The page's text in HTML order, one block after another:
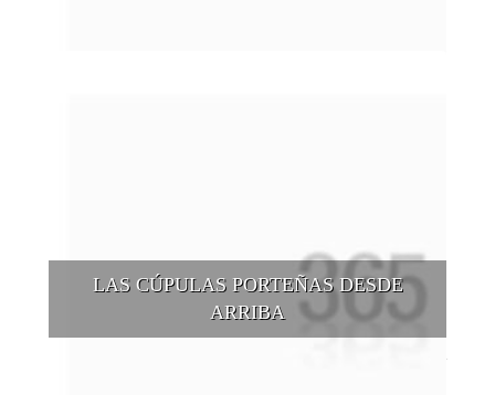
LAS CÚPULAS PORTEÑAS DESDE
ARRIBA